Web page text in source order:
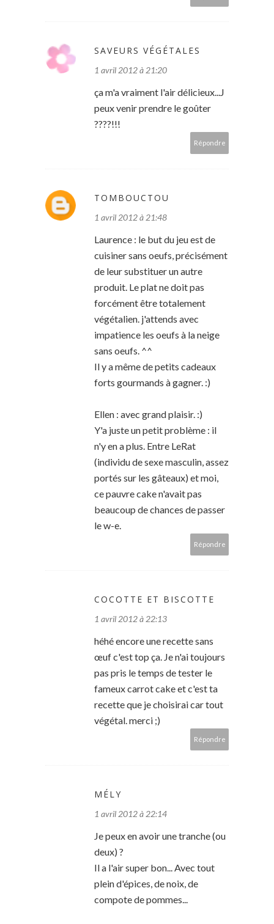
SAVEURS VÉGÉTALES
1 avril 2012 à 21:20
ça m'a vraiment l'air délicieux...J
peux venir prendre le goûter
????!!!
Répondre
TOMBOUCTOU
1 avril 2012 à 21:48
Laurence : le but du jeu est de
cuisiner sans oeufs, précisément
de leur substituer un autre
produit. Le plat ne doit pas
forcément être totalement
végétalien. j'attends avec
impatience les oeufs à la neige
sans oeufs. ^^
Il y a même de petits cadeaux
forts gourmands à gagner. :)
Ellen : avec grand plaisir. :)
Y'a juste un petit problème : il
n'y en a plus. Entre LeRat
(individu de sexe masculin, assez
portés sur les gâteaux) et moi,
ce pauvre cake n'avait pas
beaucoup de chances de passer
le w-e.
Répondre
COCOTTE ET BISCOTTE
1 avril 2012 à 22:13
héhé encore une recette sans
œuf c'est top ça. Je n'ai toujours
pas pris le temps de tester le
fameux carrot cake et c'est ta
recette que je choisirai car tout
végétal. merci ;)
Répondre
MÉLY
1 avril 2012 à 22:14
Je peux en avoir une tranche (ou
deux) ?
Il a l'air super bon... Avec tout
plein d'épices, de noix, de
compote de pommes...